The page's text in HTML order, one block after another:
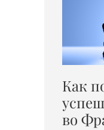
Как
во